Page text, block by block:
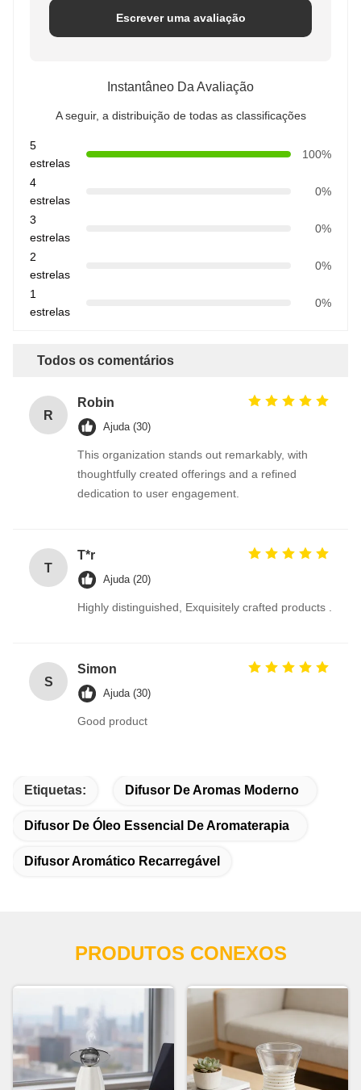
Escrever uma avaliação
Instantâneo Da Avaliação
A seguir, a distribuição de todas as classificações
5
estrelas
100%
4
estrelas
0%
3
estrelas
0%
2
estrelas
0%
1
estrelas
0%
Todos os comentários
R
Robin
Ajuda (30)
This organization stands out remarkably, with
thoughtfully created offerings and a refined
dedication to user engagement.
T
T*r
Ajuda (20)
Highly distinguished, Exquisitely crafted products .
S
Simon
Ajuda (30)
Good product
Etiquetas: Difusor De Aromas Moderno
Difusor De Óleo Essencial De Aromaterapia
Difusor Aromático Recarregável
PRODUTOS CONEXOS